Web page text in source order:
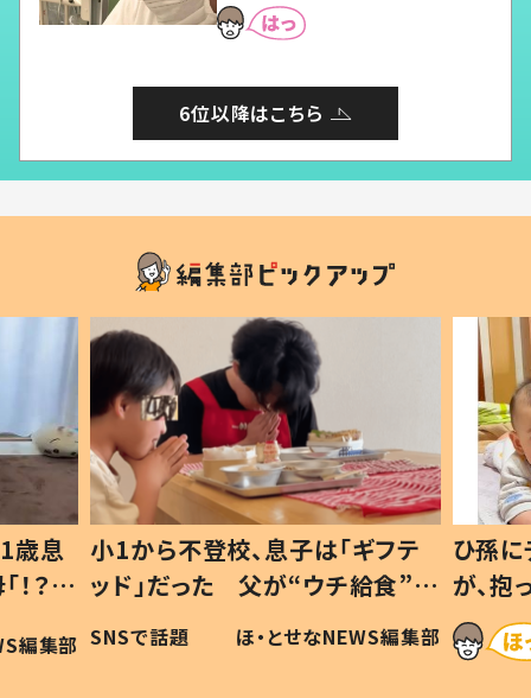
6位以降はこちら
歳息
？」
編集部
小1から不登校、息子は「ギフテ
ッド」だった 父が“ウチ給食”を
作り続ける理由とは #令和の親
#令和の子
SNSで話題 ほ・とせなNEWS編集部
ひ孫
が、
「涙が
い」